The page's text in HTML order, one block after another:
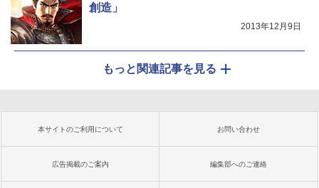
創造」
2013年12月9日
もっと関連記事を見る
本サイトのご利用について お問い合わせ
広告掲載のご案内 編集部へのご連絡